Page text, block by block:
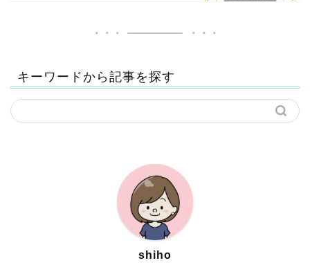
キーワードから記事を探す
shiho